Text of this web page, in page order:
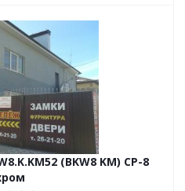
(BKW8 KM) CP-8